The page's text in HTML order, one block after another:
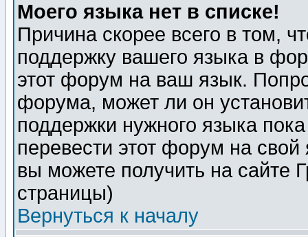
Моего языка нет в списке!
Причина скорее всего в том,
поддержку вашего языка в
этот форум на ваш язык.
форума, может ли он
поддержки нужного языка
перевести этот форум на
вы можете получить на сайте
страницы)
Вернуться к началу